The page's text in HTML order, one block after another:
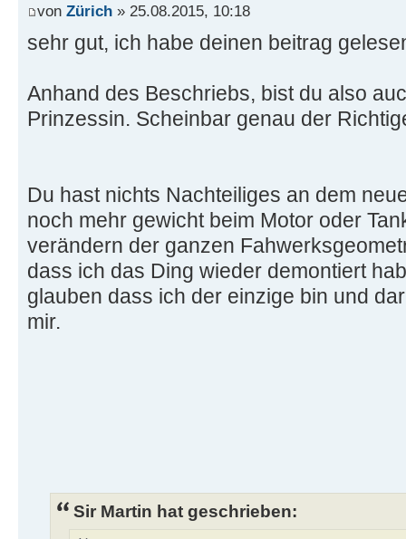
von Zürich » 25.08.2015, 10:18
sehr gut, ich habe deinen beitrag
Anhand des Beschriebs, bist du also
Prinzessin. Scheinbar genau der
Du hast nichts Nachteiliges an dem
noch mehr gewicht beim Motor oder
verändern der ganzen
dass ich das Ding wieder demontiert
glauben dass ich der einzige bin und
mir.
Sir Martin hat geschrieben: